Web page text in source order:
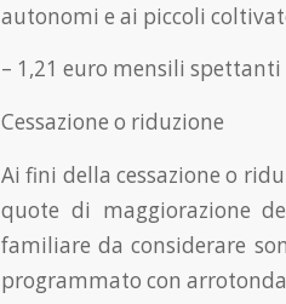
autonomi e ai piccoli
– 1,21 euro mensili
Cessazione o riduzione
Ai fini della cessazione o
quote di maggiorazione
familiare da considerare
programmato con